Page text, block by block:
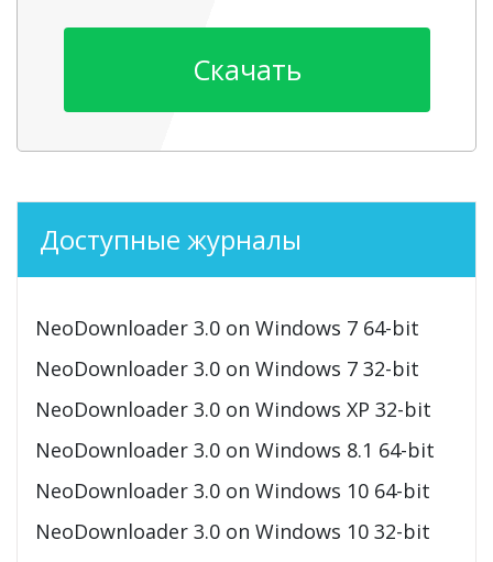
Скачать
Доступные журналы
NeoDownloader 3.0 on Windows 7 64-bit
NeoDownloader 3.0 on Windows 7 32-bit
NeoDownloader 3.0 on Windows XP 32-bit
NeoDownloader 3.0 on Windows 8.1 64-bit
NeoDownloader 3.0 on Windows 10 64-bit
NeoDownloader 3.0 on Windows 10 32-bit